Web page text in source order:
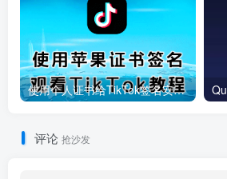
使用个人证书给TikTok签名安装(视频)
评论 抢沙发